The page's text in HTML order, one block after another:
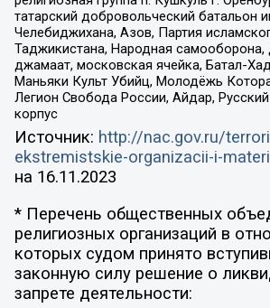
татарский добровольческий батальон
Челебиджихана, Азов, Партия
Таджикистана, Народная самооборона,
джамаат, московская ячейка, Батал-
Маньяки Культ Убийц, Молодёжь
Легион Свобода России, Айдар,
корпус
Источник: http://nac.gov.ru/
ekstremistskie-organizacii-i-
на 16.11.2023
* Перечень общественных
религиозных организаций в
которых судом принято
законную силу решение о
запрете деятельности: